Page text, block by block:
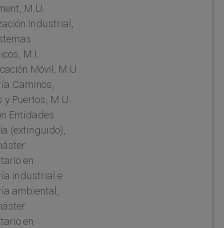
M.U.
Industrial,
M.I.
Móvil, M.U.
Caminos,
y Puertos, M.U.
Entidades
(extinguido),
en
industrial e
ambiental,
en